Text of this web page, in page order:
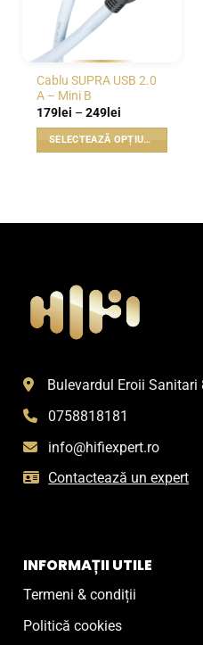
Cablu SUPRA USB 2.0
A – Mini B
179lei – 249lei
prețuri:
179lei
până
SELECTEAZĂ OPȚIUNILE
pot
fi
alese
produsului.
Bulevardul Eroii Sanitari
0758818181
info@hifiexpert.ro
Contactează un expert
INFORMAȚII UTILE
Termeni & condiții
Politică cookies